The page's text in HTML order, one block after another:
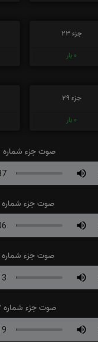
جزء 23
0 بار
جزء 29
0 بار
صوت جزء شماره 3
صوت جزء شماره 6
صوت جزء شماره 9
صوت جزء شماره 12